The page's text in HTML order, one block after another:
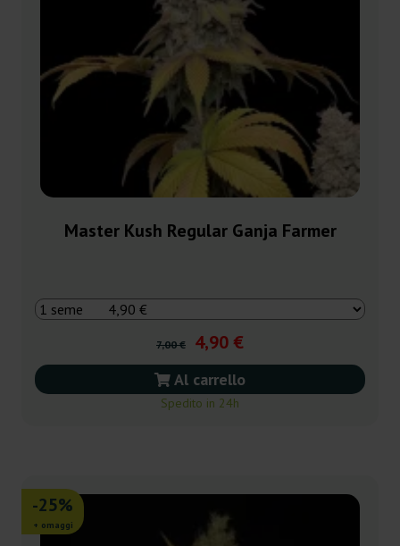
Master Kush Regular Ganja Farmer
7,00 € 4,90 €
Al carrello
Spedito in 24h
-25%
+ omaggi